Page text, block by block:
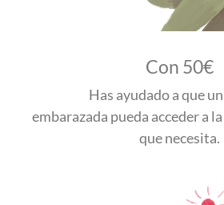
Con 50€
Has ayudado a que
embarazada pueda acceder a
que necesita.